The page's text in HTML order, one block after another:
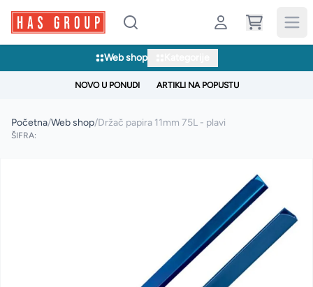
Web shop
NOVO U PONUDI ARTIKLI NA POPUSTU
Početna/Web shop/Držač papira 11mm 75L - plavi
ŠIFRA: